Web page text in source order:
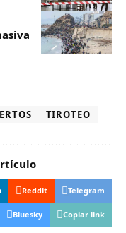
TIROTEO
Reddit Telegram
Bluesky Copiar link